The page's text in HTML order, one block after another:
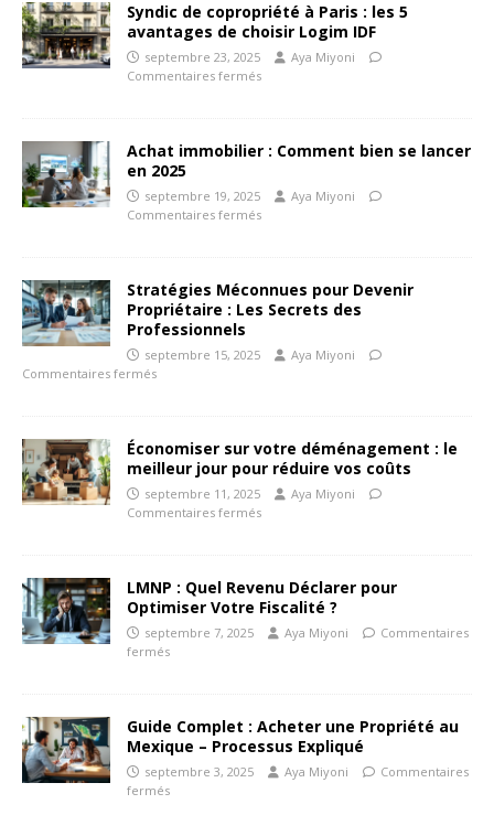
Syndic de copropriété à Paris : les 5
avantages de choisir Logim IDF
septembre 23, 2025
Aya Miyoni
Commentaires fermés
Achat immobilier : Comment bien se lancer
en 2025
septembre 19, 2025
Aya Miyoni
Commentaires fermés
Stratégies Méconnues pour Devenir
Propriétaire : Les Secrets des
Professionnels
septembre 15, 2025
Aya Miyoni
Commentaires fermés
Économiser sur votre déménagement : le
meilleur jour pour réduire vos coûts
septembre 11, 2025
Aya Miyoni
Commentaires fermés
LMNP : Quel Revenu Déclarer pour
Optimiser Votre Fiscalité ?
septembre 7, 2025 Aya Miyoni
Commentaires
fermés
Guide Complet : Acheter une Propriété au
Mexique – Processus Expliqué
septembre 3, 2025 Aya Miyoni
Commentaires
fermés